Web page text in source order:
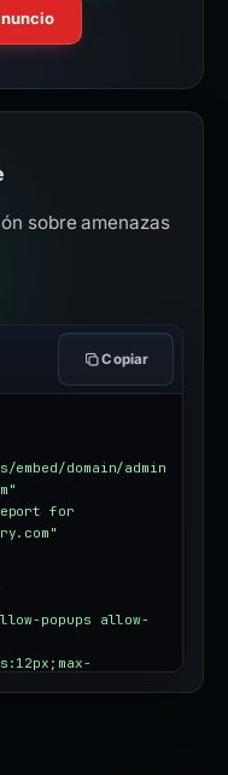
sobre amenazas
Copiar
domain/admin
for
popups allow-